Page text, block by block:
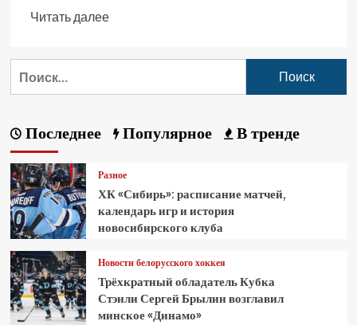
Читать далее
Последнее Популярное В тренде
Разное
ХК «Сибирь»: расписание матчей,
календарь игр и история
новосибирского клуба
Новости белорусского хоккея
Трёхкратный обладатель Кубка
Стэнли Сергей Брылин возглавил
минское «Динамо»